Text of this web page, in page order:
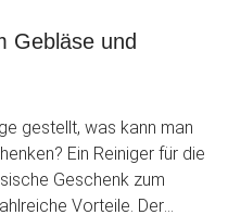
Gebläse und
gestellt, was kann man
Ein Reiniger für die
Geschenk zum
Vorteile. Der